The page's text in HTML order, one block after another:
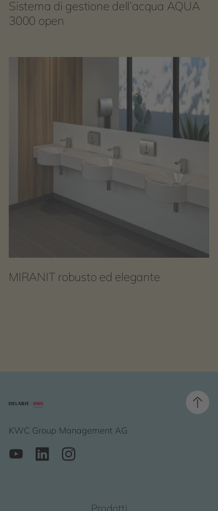
Sistema di gestione dell’acqua AQUA
3000 open
MIRANIT robusto ed elegante
KWC Group Management AG
Prodotti